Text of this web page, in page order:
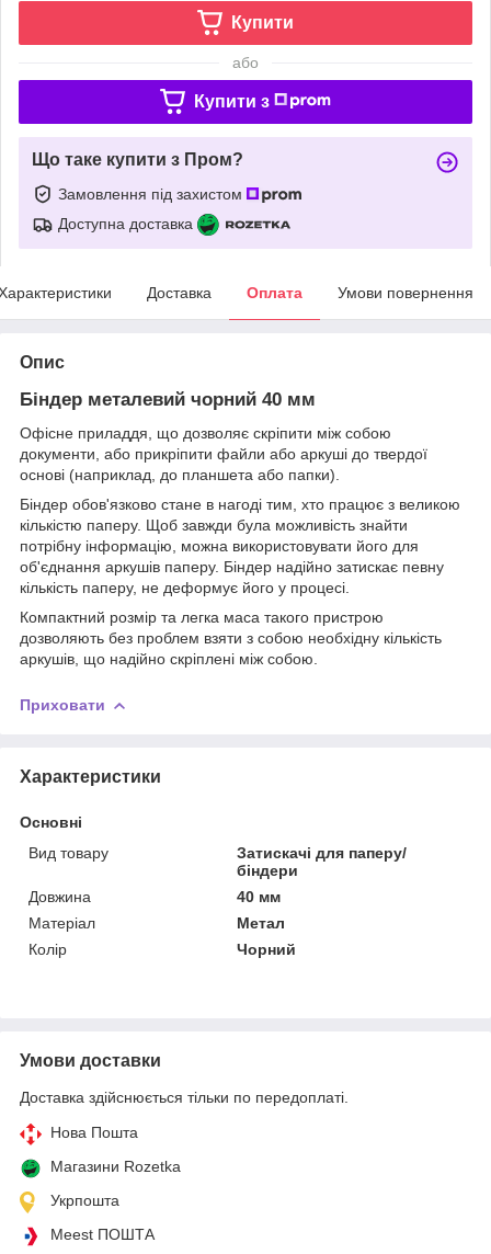
Купити
або
Купити з
Що таке купити з Пром?
Замовлення під захистом
Доступна доставка
Доставка Оплата Умови повернення
Опис
Біндер металевий чорний 40 мм
Офісне приладдя, що дозволяє скріпити між собою
документи, або прикріпити файли або аркуші до твердої
основі (наприклад, до планшета або папки).
Біндер обов'язково стане в нагоді тим, хто працює з великою
кількістю паперу. Щоб завжди була можливість знайти
потрібну інформацію, можна використовувати його для
об'єднання аркушів паперу. Біндер надійно затискає певну
кількість паперу, не деформує його у процесі.
Компактний розмір та легка маса такого пристрою
дозволяють без проблем взяти з собою необхідну кількість
аркушів, що надійно скріплені між собою.
Приховати
Характеристики
Основні
Вид товару
Затискачі для паперу/
біндери
Довжина
40 мм
Матеріал
Метал
Колір
Чорний
Умови доставки
Доставка здійснюється тільки по передоплаті.
Нова Пошта
Магазини Rozetka
Укрпошта
Meest ПОШТА